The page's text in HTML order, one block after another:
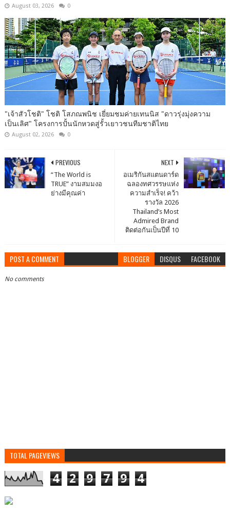
August 03, 2026 0
"เจ้าสัวโชติ" โชติ โสภณพนิช เยี่ยมชมค่ายเทนนิส "ดาวรุ่งมุ่งความ
เป็นเลิศ" โครงการปั้นนักหวดสู่รั้วเยาวชนทีมชาติไทย
August 02, 2026 0
NEXT
อเมริกันสแตนดาร์ด
ฉลองทศวรรษแห่ง
ความสำเร็จ! คว้า
รางวัล 2026
Thailand’s Most
Admired Brand
ติดต่อกันเป็นปีที่ 10
PREVIOUS
“The World is
TRUE” งามสมมงอ
ย่างมีคุณค่า
POST A COMMENT BLOGGER DISQUS FACEBOOK
No comments
TOTAL PAGEVIEWS
4 2 9 7 9 4